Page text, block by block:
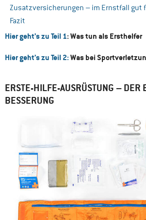
Zusatzversicherungen – im Ernstfall gut
Fazit
Hier geht’s zu Teil 1: Was tun als Ersthelfer
Hier geht’s zu Teil 2:Was bei
ERSTE-HILFE-AUSRÜSTUNG – DER
BESSERUNG